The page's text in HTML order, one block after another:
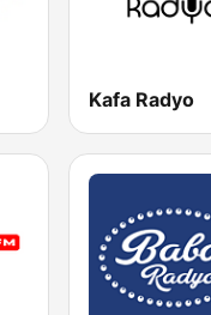
Kafa Radyo